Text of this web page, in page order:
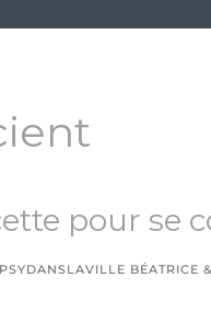
pour se
BÉATRICE